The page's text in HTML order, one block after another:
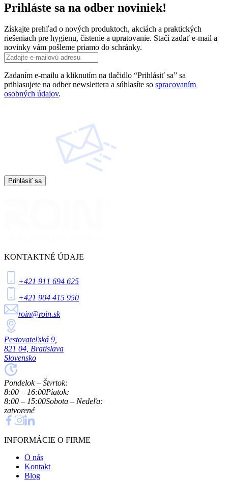
Prihláste sa na odber noviniek!
Získajte prehľad o nových produktoch, akciách a praktických
riešeniach pre hygienu, čistenie a upratovanie. Stačí zadať e-mail a
novinky vám pošleme priamo do schránky.
Zadaním e-mailu a kliknutím na tlačidlo “Prihlásiť sa” sa
prihlasujete na odber newslettera a súhlasíte so spracovaním
osobných údajov.
Prihlásiť sa
KONTAKTNÉ ÚDAJE
+421 911 694 625
+421 904 415 950
roin@roin.sk
Pestovateľská 9,
821 04, Bratislava
Slovensko
Pondelok – Štvrtok:
8:00 – 16:00Piatok:
8:00 – 15:00Sobota – Nedeľa:
zatvorené
INFORMÁCIE O FIRME
O nás
Kontakt
Blog